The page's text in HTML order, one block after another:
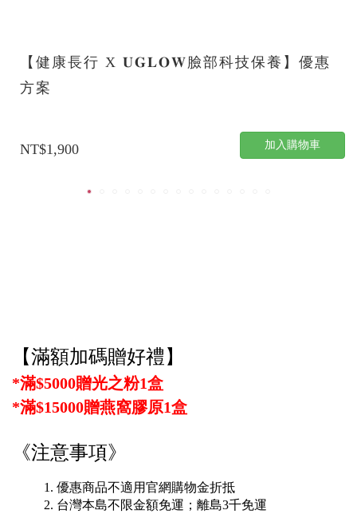
【健康長行 X 𝐔𝐆𝐋𝐎𝐖臉部科技保養】優惠
方案
NT$1,900 加入購物車
【滿額加碼贈好禮】
*滿$5000贈光之粉1盒
*滿$15000贈燕窩膠原1盒
《注意事項》
優惠商品不適用官網購物金折抵
台灣本島不限金額免運；離島3千免運